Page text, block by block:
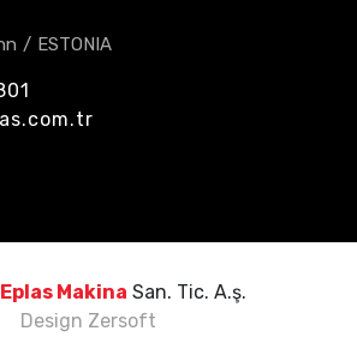
/ ESTONIA
Eplas Makina San. Tic. A.ş.
Design Zersoft